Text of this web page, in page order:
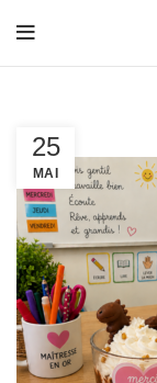
25
MAI